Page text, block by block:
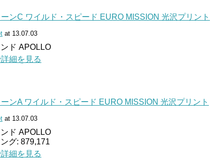
ンC ワイルド・スピード EURO MISSION 光沢プリント
at 13.07.03
ド APOLLO
細を見る
ンA ワイルド・スピード EURO MISSION 光沢プリント
at 13.07.03
ド APOLLO
グ: 879,171
細を見る